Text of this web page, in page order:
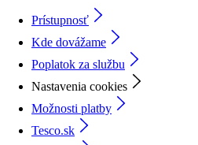
Prístupnosť
Kde dovážame
Poplatok za službu
Nastavenia cookies
Možnosti platby
Tesco.sk